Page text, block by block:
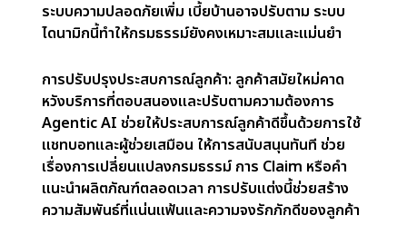
การประเมินความเสี่ยงแบบเฉพาะบุคคล:วิธีประเมิน
อดีต แต่ไม่สามารถสะท้อนสถานการณ์เฉพาะของแต่ละ
บุคคลได้ Agentic AI สามารถวิเคราะห์ข้อมูลเรียลไทม์
เช่น พฤติกรรมการขับขี่ หรือข้อมูลสุขภาพจากอุปกรณ์
สวมใส่ เพื่อปรับแต่งประกันให้เหมาะกับความเสี่ยงจริง
ของแต่ละบุคคล